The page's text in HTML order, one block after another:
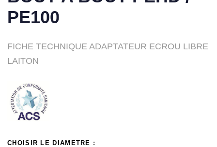
PE100
FICHE TECHNIQUE ADAPTATEUR ECROU LIBRE
LAITON
CHOISIR LE DIAMETRE :